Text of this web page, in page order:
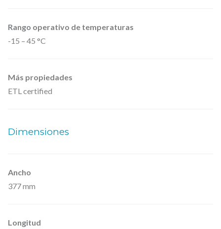
Rango operativo de temperaturas
-15 – 45 °C
Más propiedades
ETL certified
Dimensiones
Ancho
377 mm
Longitud